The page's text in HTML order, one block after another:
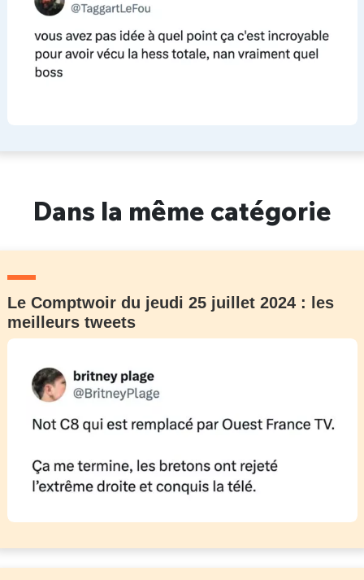
Dans la même catégorie
Le Comptwoir du jeudi 25 juillet 2024 : les
meilleurs tweets